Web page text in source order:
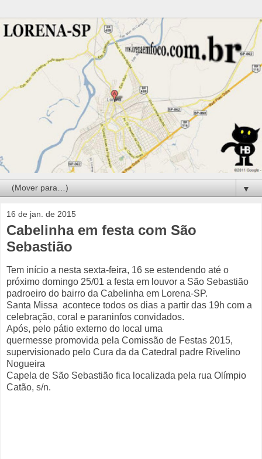
▼
16 de jan. de 2015
Cabelinha em festa com São
Sebastião
Tem início a nesta sexta-feira, 16 se estendendo até o
próximo domingo 25/01 a festa em louvor a São Sebastião
padroeiro do bairro da Cabelinha em Lorena-SP.
Santa Missa acontece todos os dias a partir das 19h com a
celebração, coral e paraninfos convidados.
Após, pelo pátio externo do local uma
quermesse promovida pela Comissão de Festas 2015,
supervisionado pelo Cura da da Catedral padre Rivelino
Nogueira
Capela de São Sebastião fica localizada pela rua Olímpio
Catão, s/n.